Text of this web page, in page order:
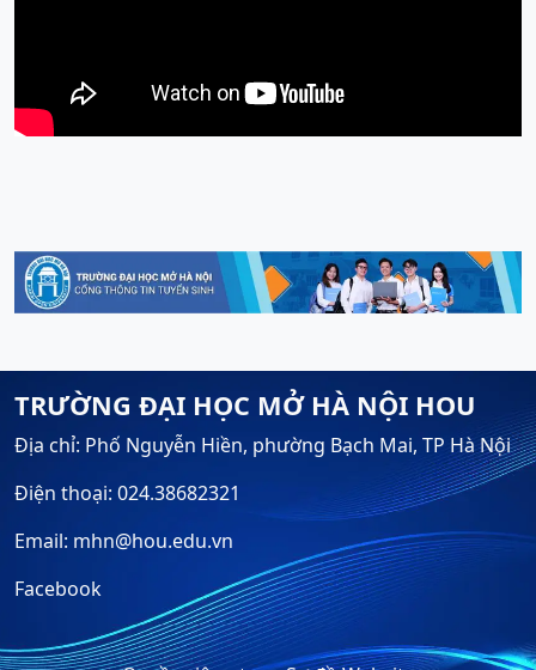
TRƯỜNG ĐẠI HỌC MỞ HÀ NỘI HOU
Địa chỉ: Phố Nguyễn Hiền, phường Bạch Mai, TP Hà Nội
Điện thoại: 024.38682321
Email: mhn@hou.edu.vn
Facebook